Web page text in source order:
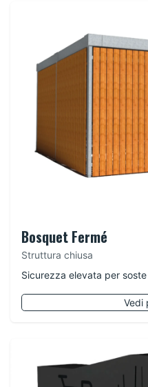
Bosquet Fermé
Struttura chiusa
Sicurezza elevata per
Vedi